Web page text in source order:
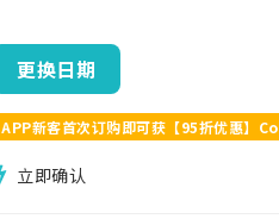
更换日期
APP新客首次订购即可获【95折优惠】
立即确认